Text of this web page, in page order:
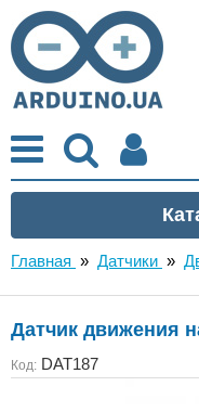
Главная » Датчики »
Датчик движения
Код: DAT187